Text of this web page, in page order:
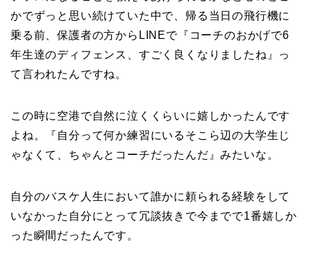
かでずっと思い続けていた中で、帰る当日の飛行機に
乗る前、保護者の方からLINEで『コーチのおかげで6
年生達のディフェンス、すごく良くなりましたね』っ
て言われたんですね。
この時に空港で自然に泣くくらいに嬉しかったんです
よね。『自分って何か練習にいるそこら辺の大学生じ
ゃなくて、ちゃんとコーチだったんだ』みたいな。
自分のバスケ人生において誰かに頼られる経験をして
いなかった自分にとって冗談抜きで今までで1番嬉しか
った瞬間だったんです。